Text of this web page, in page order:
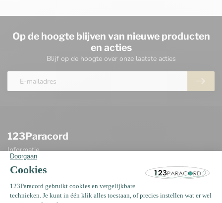
Op de hoogte blijven van nieuwe producten
en acties
Blijf op de hoogte over onze laatste acties
123Paracord
Informatie
Oosterwerf 4
1911 JB Uitgeest
Nederland